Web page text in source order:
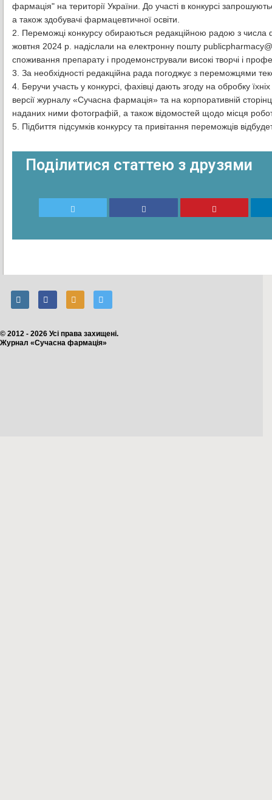
фармація" на території України. До участі в конкурсі
а також здобувачі фармацевтичної освіти.
2. Переможці конкурсу обираються редакційною радою з числа
жовтня 2024 р. надіслали на електронну пошту
споживання препарату і продемонстрували високі творчі і
3. За необхідності редакційна рада погоджує з переможцями
4. Беручи участь у конкурсі, фахівці дають згоду на обробку
версії журналу «Сучасна фармація» та на корпоративній
наданих ними фотографій, а також відомостей щодо місця
5. Підбиття підсумків конкурсу та привітання переможців
Поділитися статтею з друзями
© 2012 - 2026 Усі права захищені.
Журнал «Сучасна фармація»